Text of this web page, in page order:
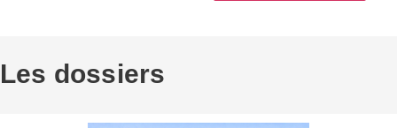
Les dossiers